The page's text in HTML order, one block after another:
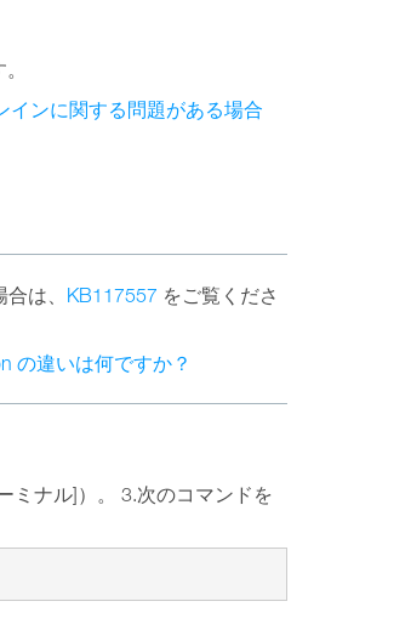
インに関する問題がある場合
は、 KB117557 をご覧くださ
の違いは何ですか？
ミナル]）。 3.次のコマンドを